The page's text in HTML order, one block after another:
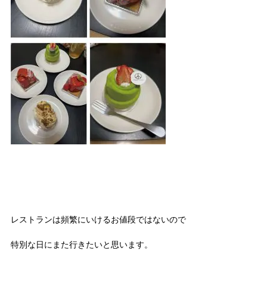
レストランは頻繁にいけるお値段ではないので
特別な日にまた行きたいと思います。